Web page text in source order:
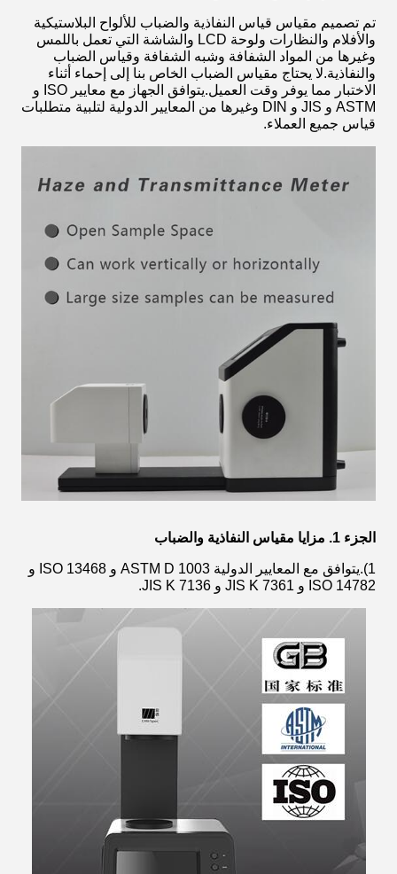
تم تصميم مقياس قياس النفاذية والضباب للألواح البلاستيكية
والأفلام والنظارات ولوحة LCD والشاشة التي تعمل باللمس
وغيرها من المواد الشفافة وشبه الشفافة وقياس الضباب
والنفاذية.لا يحتاج مقياس الضباب الخاص بنا إلى إحماء أثناء
الاختبار مما يوفر وقت العميل.يتوافق الجهاز مع معايير ISO و
ASTM و JIS و DIN وغيرها من المعايير الدولية لتلبية متطلبات
قياس جميع العملاء.
الجزء 1. مزايا مقياس النفاذية والضباب
1).يتوافق مع المعايير الدولية ASTM D 1003 و ISO 13468 و
ISO 14782 و JIS K 7361 و JIS K 7136.